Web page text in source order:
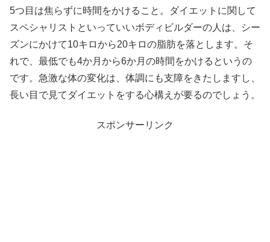
5つ目は焦らずに時間をかけること。ダイエットに関して
スペシャリストといっていいボディビルダーの人は、シー
ズンにかけて10キロから20キロの脂肪を落とします。そ
れで、最低でも4か月から6か月の時間をかけるというの
です。急激な体の変化は、体調にも支障をきたしますし、
長い目で見てダイエットをする心構えが要るのでしょう。
スポンサーリンク